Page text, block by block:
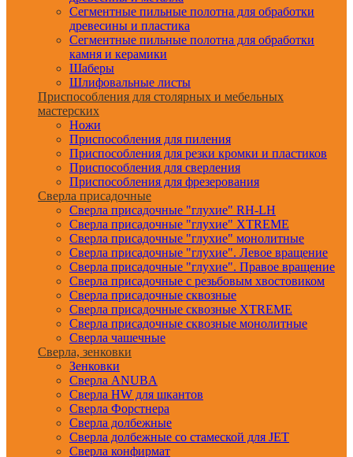
Сегментные пильные полотна для обработки
древесины и пластика
Сегментные пильные полотна для обработки
камня и керамики
Шаберы
Шлифовальные листы
Приспособления для столярных и мебельных
мастерских
Ножи
Приспособления для пиления
Приспособления для резки кромки и пластиков
Приспособления для сверления
Приспособления для фрезерования
Сверла присадочные
Сверла присадочные "глухие" RH-LH
Сверла присадочные "глухие" XTREME
Сверла присадочные "глухие" монолитные
Сверла присадочные "глухие". Левое вращение
Сверла присадочные "глухие". Правое вращение
Сверла присадочные с резьбовым хвостовиком
Сверла присадочные сквозные
Сверла присадочные сквозные XTREME
Сверла присадочные сквозные монолитные
Сверла чашечные
Сверла, зенковки
Зенковки
Сверла ANUBA
Сверла HW для шкантов
Сверла Форстнера
Сверла долбежные
Сверла долбежные со стамеской для JET
Сверла конфирмат